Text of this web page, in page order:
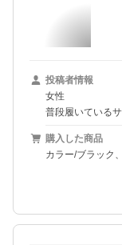
投稿者情報
女性
普段履いている
購入した商品
カラー/ブラック